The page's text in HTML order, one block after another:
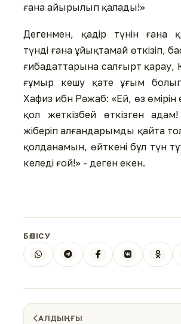
ғана айырылып қалады!»
Дегенмен, қадір түнін ғана
түнді ғана ұйықтамай өткізіп,
ғибадаттарына салғырт қарау,
ғұмыр кешу қате ұғым болып
Хафиз ибн Рәжаб: «Ей, өз өмірін
қол жеткізбей өткізген
жіберіп алғандарымды қайта
қолданамын, өйткені бұл түн
келеді ғой!» - деген екен.
БӨЛІСУ
АЛДЫҢҒЫ